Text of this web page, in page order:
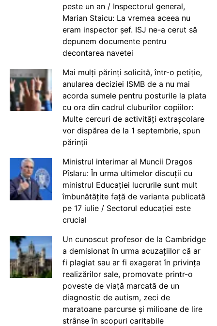
peste un an / Inspectorul general,
Marian Staicu: La vremea aceea nu
eram inspector șef. ISJ ne-a cerut să
depunem documente pentru
decontarea navetei
Mai mulți părinți solicită, într-o petiție,
anularea deciziei ISMB de a nu mai
acorda sumele pentru posturile la plata
cu ora din cadrul cluburilor copiilor:
Multe cercuri de activități extrașcolare
vor dispărea de la 1 septembrie, spun
părinții
Ministrul interimar al Muncii Dragos
Pîslaru: În urma ultimelor discuții cu
ministrul Educației lucrurile sunt mult
îmbunătățite față de varianta publicată
pe 17 iulie / Sectorul educației este
crucial
Un cunoscut profesor de la Cambridge
a demisionat în urma acuzațiilor că ar
fi plagiat sau ar fi exagerat în privința
realizărilor sale, promovate printr-o
poveste de viață marcată de un
diagnostic de autism, zeci de
maratoane parcurse și milioane de lire
strânse în scopuri caritabile